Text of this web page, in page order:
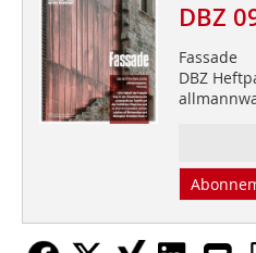
DBZ
Fassade
DBZ